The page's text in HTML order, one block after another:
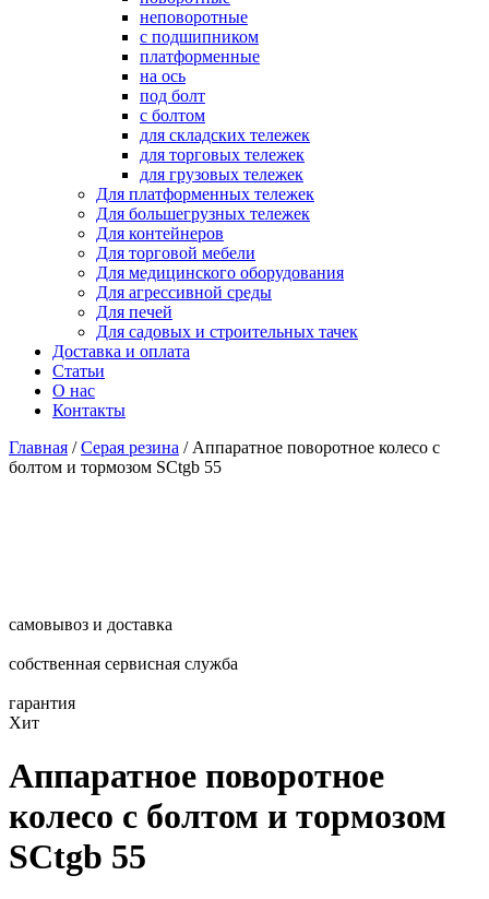
неповоротные
с подшипником
платформенные
на ось
под болт
с болтом
для складских тележек
для торговых тележек
для грузовых тележек
Для платформенных тележек
Для большегрузных тележек
Для контейнеров
Для торговой мебели
Для медицинского оборудования
Для агрессивной среды
Для печей
Для садовых и строительных тачек
Доставка и оплата
Статьи
О нас
Контакты
Главная /Серая резина / Аппаратное поворотное колесо с
болтом и тормозом SCtgb 55
самовывоз и доставка
собственная сервисная служба
гарантия
Хит
Аппаратное поворотное
колесо с болтом и тормозом
SCtgb 55